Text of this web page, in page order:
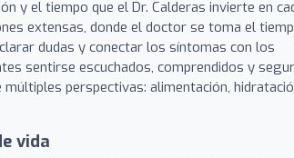
y el tiempo que el Dr. Calderas invierte en
extensas, donde el doctor se toma el
dudas y conectar los síntomas con los
sentirse escuchados, comprendidos y
perspectivas: alimentación,
vida